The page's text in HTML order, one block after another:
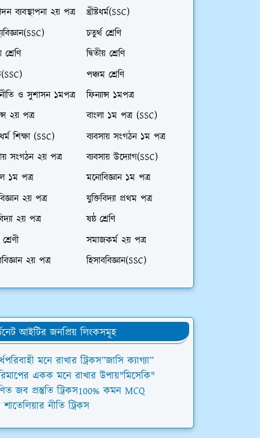
ব্যবস্থাপনা ২য় পত্র
খ্রীষ্টধর্ম(SSC)
চতুর্থ শ্রেণি
দ্বিতীয় শ্রেণি
পঞ্চম শ্রেণি
ও সুশাসন ১মপত্র
ফিন্যান্স ১মপত্র
২য় পত্র
বাংলা ১ম পত্র (SSC)
শিক্ষা (SSC)
ব্যবসায় সংগঠন ১ম পত্র
সংগঠন ২য় পত্র
ব্যবসায় উদ্যোগ(SSC)
১ম পত্র
মনোবিজ্ঞান ১ম পত্র
২য় পত্র
যুক্তিবিদ্যা প্রথম পত্র
২য় পত্র
ষষ্ঠ শ্রেণি
সমাজকর্ম ২য় পত্র
২য় পত্র
হিসাববিজ্ঞান(SSC)
আইটির জনপ্রিয় লিংকসমূহ
মনে রাখার ট্রিকস”জাসি ক্যাগ্যা”
একক মনে রাখার উপায়"মিসেকি"
জব প্রস্তুতি ট্রিকস100% কমন MCQ
শাতেলিয়ার নীতি ট্রিকস